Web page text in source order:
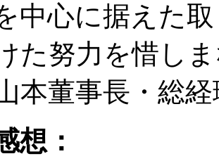
中心に据えた
た努力を惜し
本董事長・総
想：